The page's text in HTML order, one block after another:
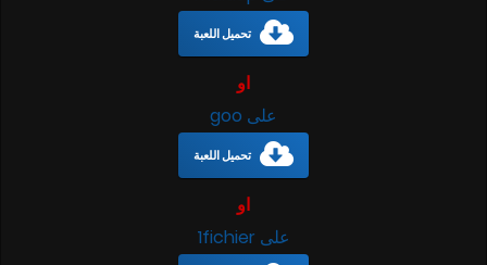
تحميل اللعبة
او
على goo
تحميل اللعبة
او
على 1fichier